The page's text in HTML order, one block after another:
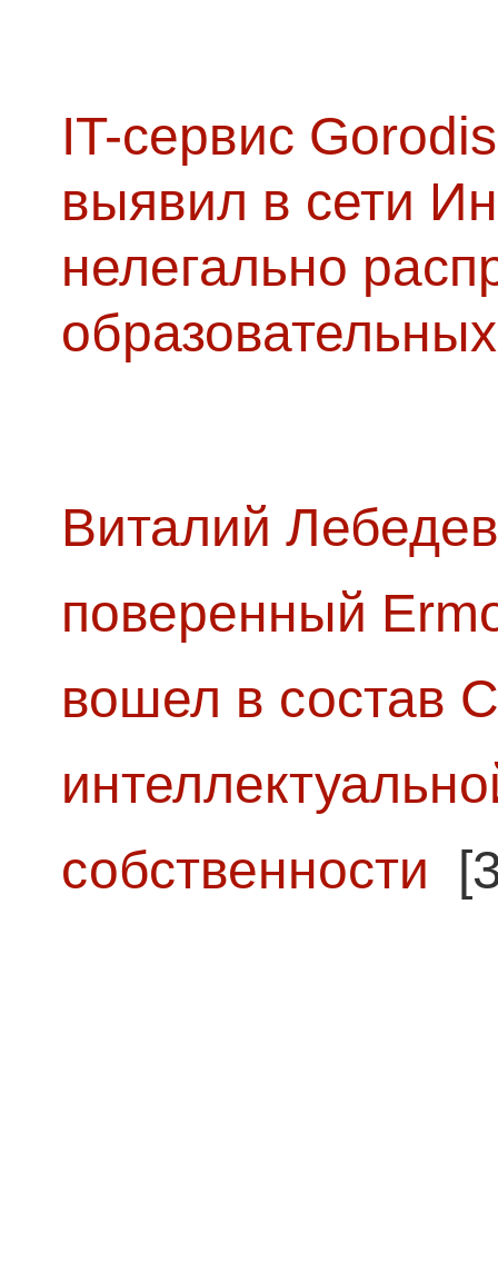
IT-сервис
выявил в сети
нелегально
Виталий
поверенный
вошел в состав
собственности